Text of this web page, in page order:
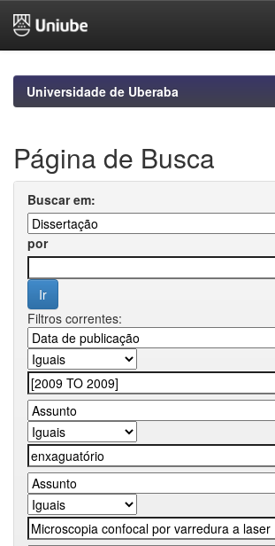
navigationUniversidade de Uberaba
Página de Busca
Buscar em:
por
Filtros correntes: